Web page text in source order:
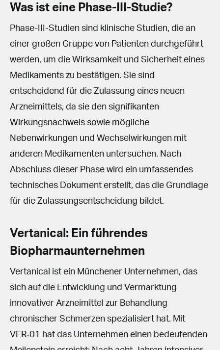
Was ist eine Phase-III-Studie?
Phase-III-Studien sind klinische Studien, die an
einer großen Gruppe von Patienten durchgeführt
werden, um die Wirksamkeit und Sicherheit eines
Medikaments zu bestätigen. Sie sind
entscheidend für die Zulassung eines neuen
Arzneimittels, da sie den signifikanten
Wirkungsnachweis sowie mögliche
Nebenwirkungen und Wechselwirkungen mit
anderen Medikamenten untersuchen. Nach
Abschluss dieser Phase wird ein umfassendes
technisches Dokument erstellt, das die Grundlage
für die Zulassungsentscheidung bildet.
Vertanical: Ein führendes
Biopharmaunternehmen
Vertanical ist ein Münchener Unternehmen, das
sich auf die Entwicklung und Vermarktung
innovativer Arzneimittel zur Behandlung
chronischer Schmerzen spezialisiert hat. Mit
VER‑01 hat das Unternehmen einen bedeutenden